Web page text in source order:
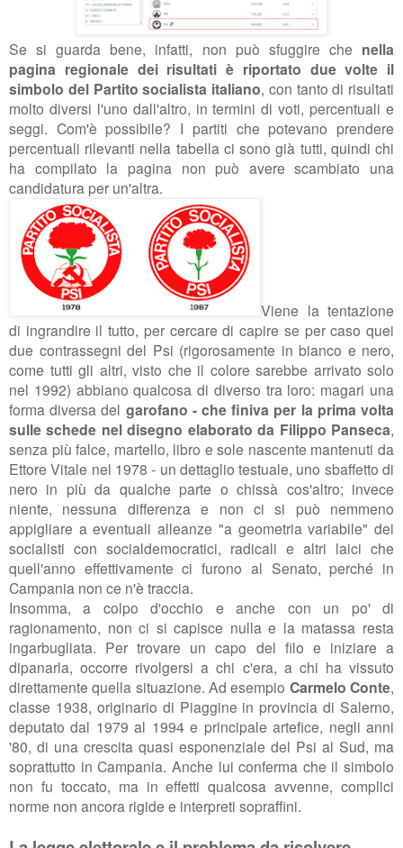
Se si guarda bene, infatti, non può sfuggire che nella
pagina regionale dei risultati è riportato due volte il
simbolo del Partito socialista italiano, con tanto di risultati
molto diversi l'uno dall'altro, in termini di voti, percentuali e
seggi. Com'è possibile? I partiti che potevano prendere
percentuali rilevanti nella tabella ci sono già tutti, quindi chi
ha compilato la pagina non può avere scambiato una
candidatura per un'altra.
Viene la tentazione
di ingrandire il tutto, per cercare di capire se per caso quei
due contrassegni del Psi (rigorosamente in bianco e nero,
come tutti gli altri, visto che il colore sarebbe arrivato solo
nel 1992) abbiano qualcosa di diverso tra loro: magari una
forma diversa del garofano - che finiva per la prima volta
sulle schede nel disegno elaborato da Filippo Panseca,
senza più falce, martello, libro e sole nascente mantenuti da
Ettore Vitale nel 1978 - un dettaglio testuale, uno sbaffetto di
nero in più da qualche parte o chissà cos'altro; invece
niente, nessuna differenza e non ci si può nemmeno
appigliare a eventuali alleanze "a geometria variabile" dei
socialisti con socialdemocratici, radicali e altri laici che
quell'anno effettivamente ci furono al Senato, perché in
Campania non ce n'è traccia.
Insomma, a colpo d'occhio e anche con un po' di
ragionamento, non ci si capisce nulla e la matassa resta
ingarbugliata. Per trovare un capo del filo e iniziare a
dipanarla, occorre rivolgersi a chi c'era, a chi ha vissuto
direttamente quella situazione. Ad esempio Carmelo Conte,
classe 1938, originario di Piaggine in provincia di Salerno,
deputato dal 1979 al 1994 e principale artefice, negli anni
'80, di una crescita quasi esponenziale del Psi al Sud, ma
soprattutto in Campania. Anche lui conferma che il simbolo
non fu toccato, ma in effetti qualcosa avvenne, complici
norme non ancora rigide e interpreti sopraffini.